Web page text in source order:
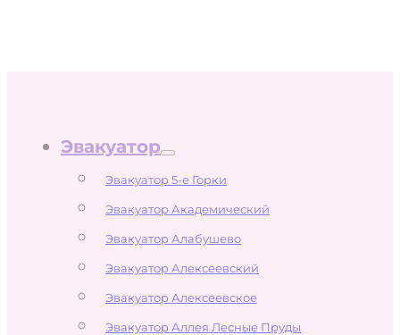
Эвакуатор
Эвакуатор 5-е Горки
Эвакуатор Академический
Эвакуатор Алабушево
Эвакуатор Алексеевский
Эвакуатор Алексеевское
Эвакуатор Аллея Лесные Пруды